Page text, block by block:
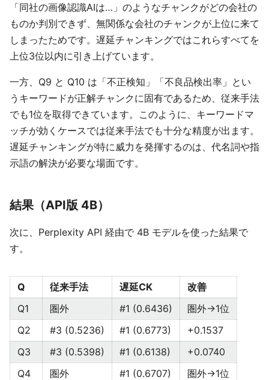
「同社の画像認識AIは…」のようなチャンクがどの会社の
ものか判別できず、無関係な会社のチャンクが上位に来て
しまったためです。遅延チャンキングではこれらすべてを
上位3位以内に引き上げています。
一方、Q9 と Q10 は「不正検知」「不良品検出率」とい
うキーワードが正解チャンクに固有であるため、従来手法
でも1位を取得できています。このように、キーワードマ
ッチが効くケースでは従来手法でも十分な精度が出ます。
遅延チャンキングが特に威力を発揮するのは、代名詞や指
示語の解決が必要な場面です。
結果（API版 4B）
次に、Perplexity API 経由で 4B モデルを使った結果で
す。
Q 従来手法 遅延CK
改善
Q1
圏外 #1 (0.6436)
圏外→1位
Q2
#3 (0.5236) #1 (0.6773)
+0.1537
Q3
#3 (0.5398) #1 (0.6138)
+0.0740
Q4
圏外 #1 (0.6707)
圏外→1位